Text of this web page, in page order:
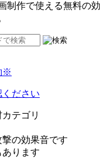
制作で使える無料の
※
ださい
テゴリ
の効果音です
あります